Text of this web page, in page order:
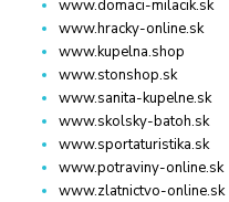
www.domaci-milacik.sk
www.hracky-online.sk
www.kupelna.shop
www.stonshop.sk
www.sanita-kupelne.sk
www.skolsky-batoh.sk
www.sportaturistika.sk
www.potraviny-online.sk
www.zlatnictvo-online.sk